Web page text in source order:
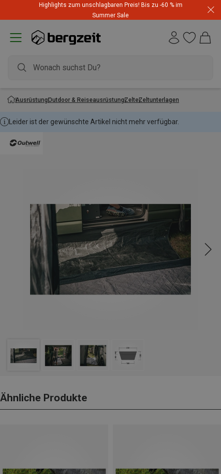
Highlights zum unschlagbaren Preis! Bis zu -60 % im
Summer Sale
AusrüstungOutdoor & ReiseausrüstungZelteZeltunterlagen
Leider ist der gewünschte Artikel nicht mehr verfügbar.
Ähnliche Produkte